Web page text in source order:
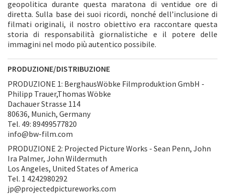
geopolitica durante questa maratona di ventidue ore di
diretta. Sulla base dei suoi ricordi, nonché dell’inclusione di
filmati originali, il nostro obiettivo era raccontare questa
storia di responsabilità giornalistiche e il potere delle
immagini nel modo più autentico possibile.
PRODUZIONE/DISTRIBUZIONE
PRODUZIONE 1: BerghausWöbke Filmproduktion GmbH -
Philipp Trauer,Thomas Wöbke
Dachauer Strasse 114
80636, Munich, Germany
Tel. 49: 89499577820
info@bw-film.com
PRODUZIONE 2: Projected Picture Works - Sean Penn, John
Ira Palmer, John Wildermuth
Los Angeles, United States of America
Tel. 1 4242980292
jp@projectedpictureworks.com